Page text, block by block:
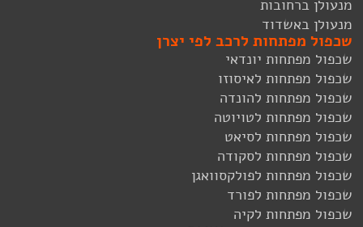
מנעולן ברחובות
מנעולן באשדוד
שכפול מפתחות לרכב לפי יצרן
שכפול מפתחות יונדאי
שכפול מפתחות לאיסוזו
שכפול מפתחות להונדה
שכפול מפתחות לטויוטה
שכפול מפתחות לסיאט
שכפול מפתחות לסקודה
שכפול מפתחות לפולקסוואגן
שכפול מפתחות לפורד
שכפול מפתחות לקיה